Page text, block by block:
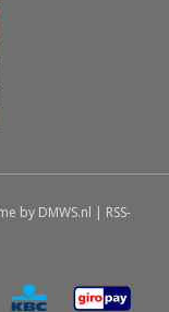
by DMWS.nl | RSS-